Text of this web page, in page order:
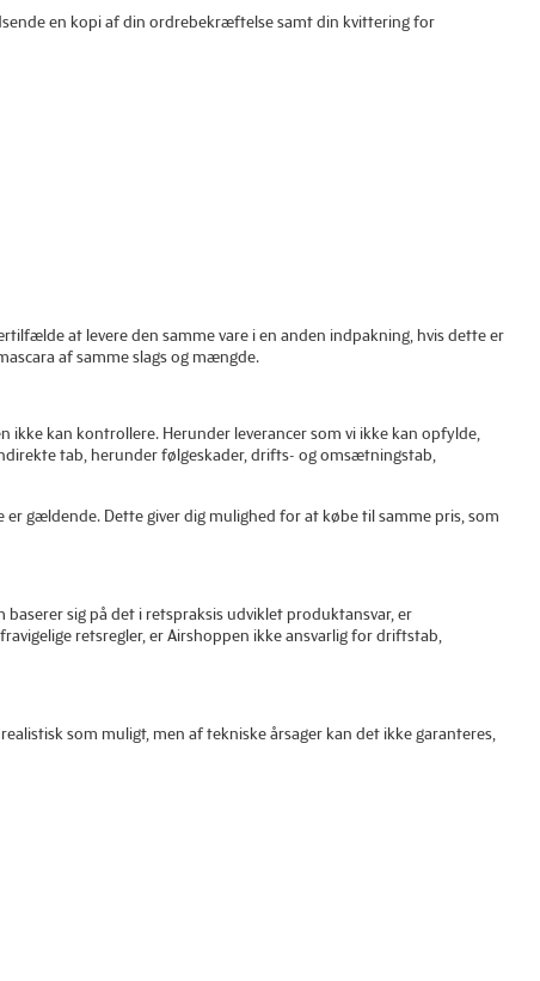
en kopi af din ordrebekræftelse samt din kvittering for
at levere den samme vare i en anden indpakning, hvis dette er
af samme slags og mængde.
kan kontrollere. Herunder leverancer som vi ikke kan opfylde,
tab, herunder følgeskader, drifts- og omsætningstab,
gældende. Dette giver dig mulighed for at købe til samme pris, som
sig på det i retspraksis udviklet produktansvar, er
retsregler, er Airshoppen ikke ansvarlig for driftstab,
som muligt, men af tekniske årsager kan det ikke garanteres,